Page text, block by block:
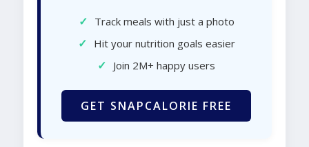
✓ Track meals with just a photo
✓ Hit your nutrition goals easier
✓ Join 2M+ happy users
GET SNAPCALORIE FREE